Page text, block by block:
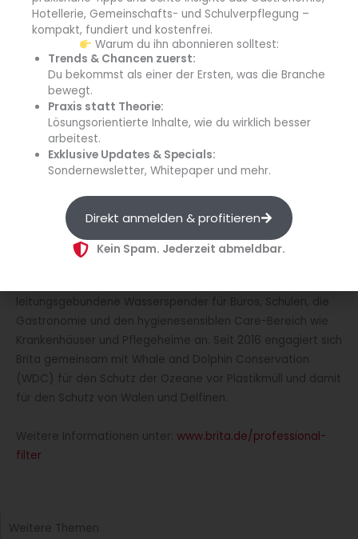
internationale Tochtergesellschaften bzw. Betriebsstätten
sowie Beteiligungen, Vertriebs- und Industriepartner in 70
Ländern auf allen fünf Kontinenten vertreten und betreibt
fünf Produktionsstätten in Deutschland, Großbritannien,
Italien und China.
Gegründet 1966, entwickelt, produziert und vertreibt der
Erfinder des Tisch-Wasserfilters für den Haushalt heute ein
breites Spektrum von Lösungen für die
privaten Bereich wie Tisch-Wasserfilter, leitungsgebundene
Systeme, Sprudler und Brita Integrated Solutions für
Elektroklein- und -großgeräte namhafter Hersteller sowie
leitungsgebundene Wasserspender für Büros, Schulen, die
Gastronomie und den hygienesensiblen Care-Bereich wie
Krankenhäuser und Pflegeheime an. Seit 2016 engagiert sich
Brita gemeinsam mit Whale and Dolphin Conservation
(WDC) für den Schutz der Ozeane vor Plastikmüll und damit
für den Schutz von Walen und Delfinen.
Weitere Informationen unter: www.brita.de/professional-
filter
Weitere Themen
Hotellerie, Gemeinschafts- und Schulverpflegung –
kompakt, fundiert und kostenfrei.
Warum du ihn abonnieren solltest:
Trends & Chancen zuerst:
Du bekommst als einer der Ersten, was die Branche
bewegt.
Praxis statt Theorie:
Lösungsorientierte Inhalte, wie du wirklich besser
arbeitest.
Exklusive Updates & Specials:
Sondernewsletter, Whitepaper und mehr.
Direkt anmelden & profitieren
Kein Spam. Jederzeit abmeldbar.